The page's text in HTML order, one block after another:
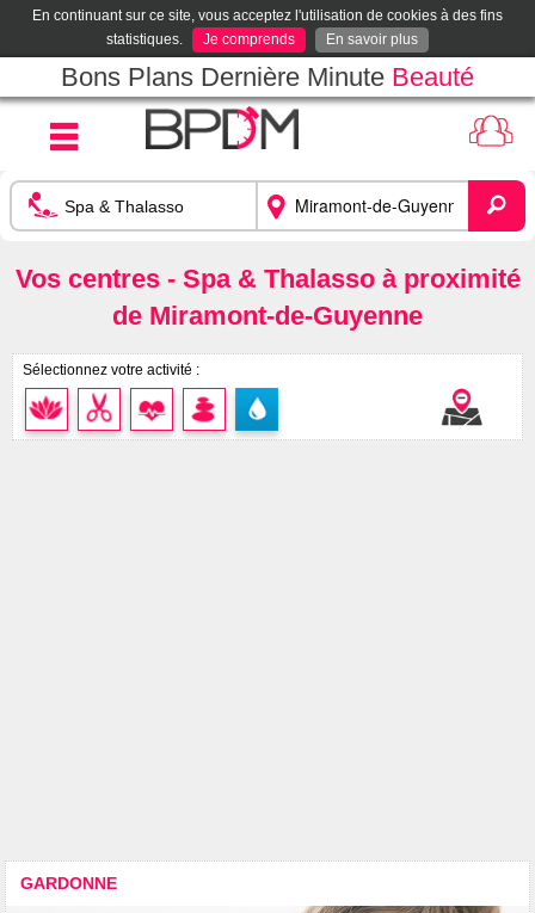
En continuant sur ce site, vous acceptez l'utilisation de cookies à des fins
statistiques.
Je comprends En savoir plus
Bons Plans Dernière Minute Beauté
Vos centres - Spa & Thalasso à proximité
de Miramont-de-Guyenne
Sélectionnez votre activité :
GARDONNE